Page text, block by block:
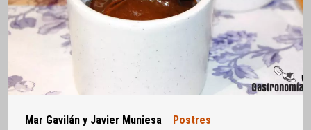
Mar Gavilán y Javier Muniesa Postres